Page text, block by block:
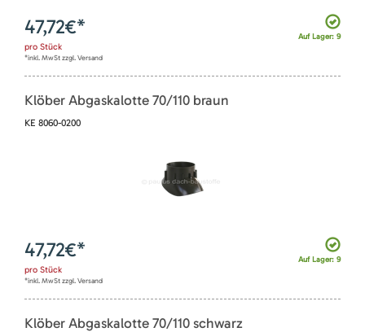
Auf Lager: 9
47,72€*
pro Stück
*inkl. MwSt zzgl. Versand
Klöber Abgaskalotte 70/110 braun
KE 8060-0200
Auf Lager: 9
47,72€*
pro Stück
*inkl. MwSt zzgl. Versand
Klöber Abgaskalotte 70/110 schwarz